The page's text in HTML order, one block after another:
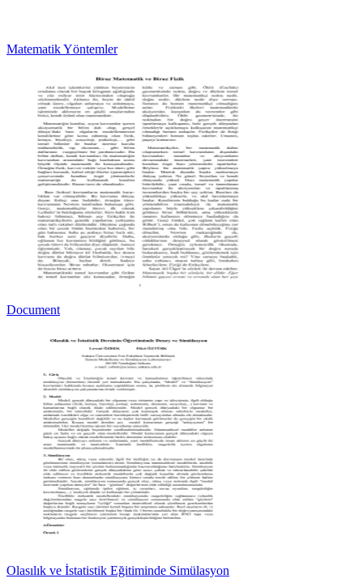
Matematik Yöntemler
Document
Olasılık ve İstatistik Eğitiminde Simülasyon